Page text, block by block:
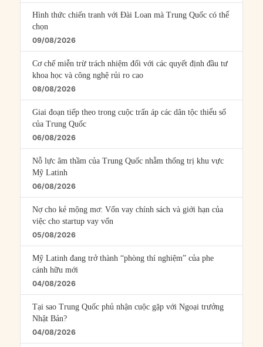
Hình thức chiến tranh với Đài Loan mà Trung Quốc có thể
chọn
09/08/2026
Cơ chế miễn trừ trách nhiệm đối với các quyết định đầu tư
khoa học và công nghệ rủi ro cao
08/08/2026
Giai đoạn tiếp theo trong cuộc trấn áp các dân tộc thiểu số
của Trung Quốc
06/08/2026
Nỗ lực âm thầm của Trung Quốc nhằm thống trị khu vực
Mỹ Latinh
06/08/2026
Nợ cho kẻ mộng mơ: Vốn vay chính sách và giới hạn của
việc cho startup vay vốn
05/08/2026
Mỹ Latinh đang trở thành “phòng thí nghiệm” của phe
cánh hữu mới
04/08/2026
Tại sao Trung Quốc phủ nhận cuộc gặp với Ngoại trưởng
Nhật Bản?
04/08/2026